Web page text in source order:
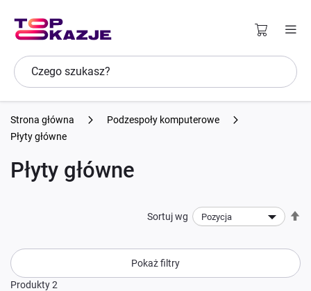
Strona główna
Podzespoły komputerowe
Płyty główne
Płyty główne
Produkty2
Sortuj wg
Pokaż filtry